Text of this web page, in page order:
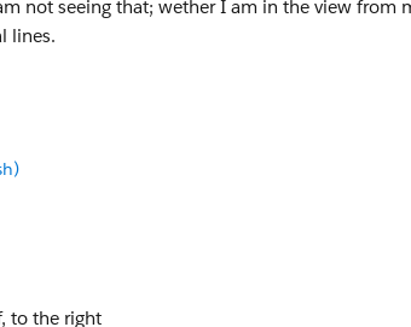
not seeing that; wether I am in the view from
lines.
to the right